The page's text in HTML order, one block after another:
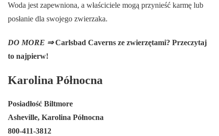
Woda jest zapewniona, a właściciele mogą przynieść karmę lub
posłanie dla swojego zwierzaka.
DO MORE ⇒Carlsbad Caverns ze zwierzętami? Przeczytaj
to najpierw!
Karolina Północna
Posiadłość Biltmore
Asheville, Karolina Północna
800-411-3812